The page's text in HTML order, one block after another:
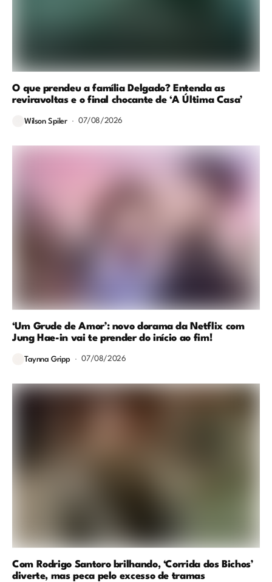
O que prendeu a família Delgado? Entenda as
reviravoltas e o final chocante de ‘A Última Casa’
Wilson Spiler 07/08/2026
‘Um Grude de Amor’: novo dorama da Netflix com
Jung Hae-in vai te prender do início ao fim!
Taynna Gripp 07/08/2026
Com Rodrigo Santoro brilhando, ‘Corrida dos Bichos’
diverte, mas peca pelo excesso de tramas